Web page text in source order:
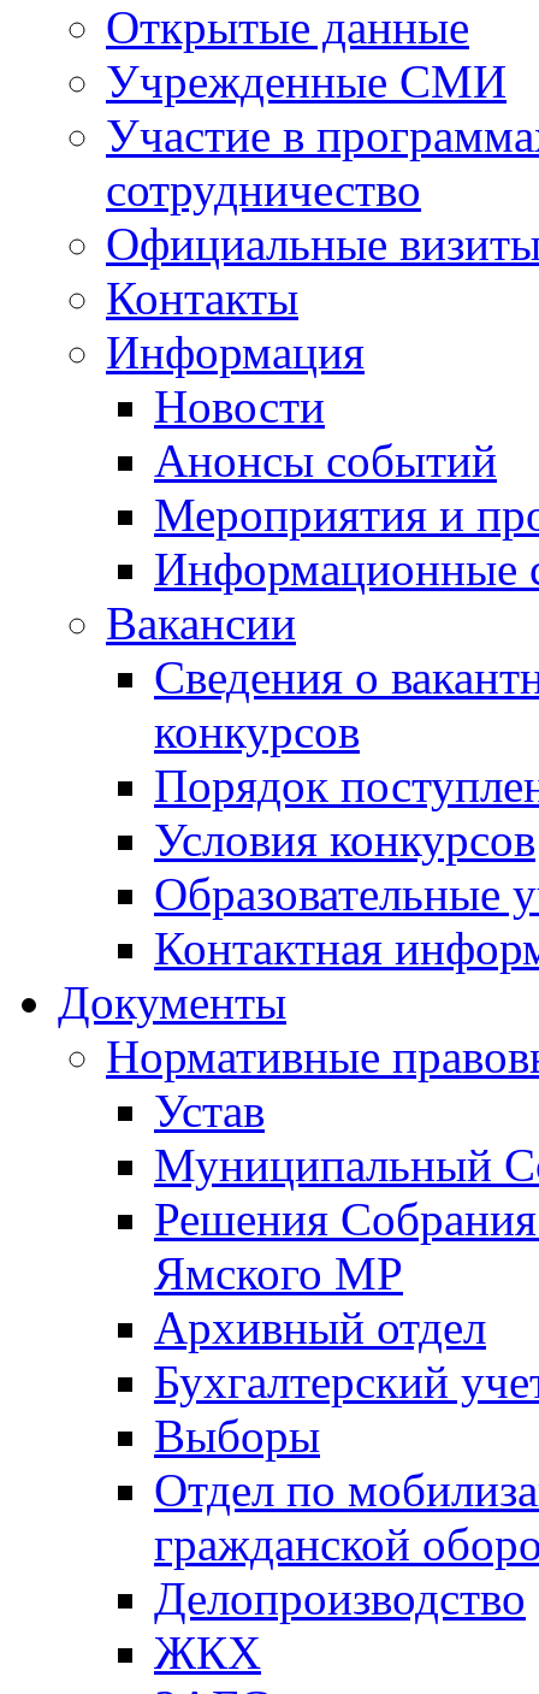
Открытые данные
Учрежденные СМИ
Участие в
сотрудничество
Официальные
Контакты
Информация
Новости
Анонсы событий
Мероприятия и
Информационные
Вакансии
Сведения о
конкурсов
Порядок
Условия конкурсов
Образовательные
Контактная
Документы
Нормативные
Устав
Муниципальный
Решения
Ямского МР
Архивный отдел
Бухгалтерский
Выборы
Отдел по
гражданской
Делопроизводство
ЖКХ